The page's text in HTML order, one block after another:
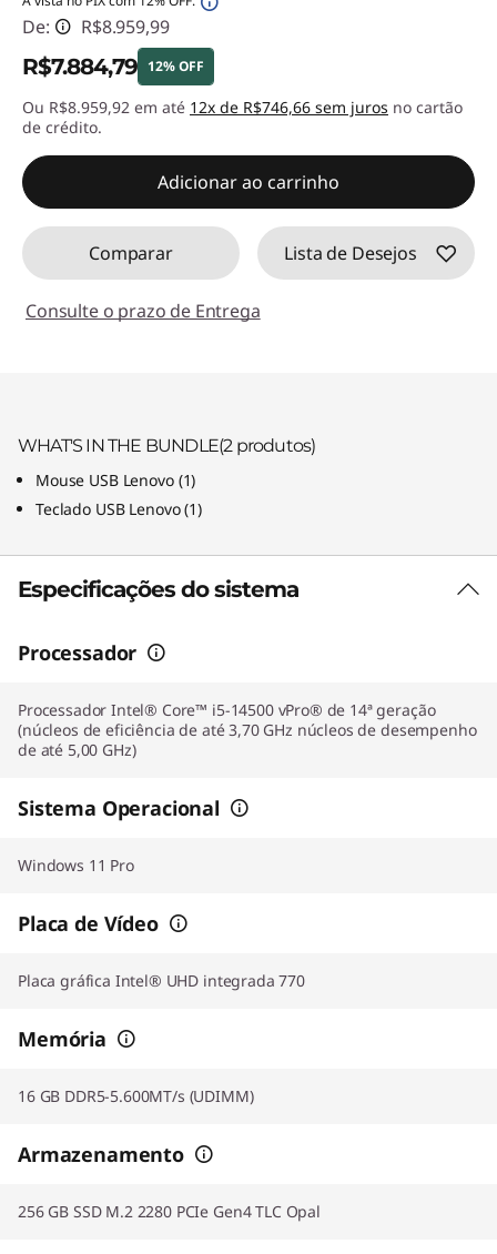
De: R$8.959,99
R$7.884,79 12% OFF
Economias instantâneas :-R$1.075,20
Ou R$8.959,92 em até 12x de R$746,66 sem juros no cartão
de crédito.
Adicionar ao carrinho
Comparar Lista de Desejos
Consulte o prazo de Entrega
WHAT'S IN THE BUNDLE(2 produtos)
Mouse USB Lenovo (1)
Teclado USB Lenovo(1)
Especificações do sistema
Processador
Processador Intel® Core™ i5-14500 vPro® de 14ª geração
(núcleos de eficiência de até 3,70 GHz núcleos de desempenho
de até 5,00 GHz)
Sistema Operacional
Windows 11 Pro
Placa de Vídeo
Placa gráfica Intel® UHD integrada 770
Memória
16 GB DDR5-5.600MT/s (UDIMM)
Armazenamento
256 GB SSD M.2 2280 PCIe Gen4 TLC Opal